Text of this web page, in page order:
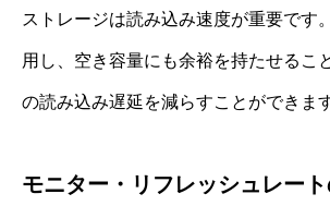
ストレージは読み込み速度が重要です
用し、空き容量にも余裕を持たせるこ
の読み込み遅延を減らすことができます
モニター・リフレッシュレー